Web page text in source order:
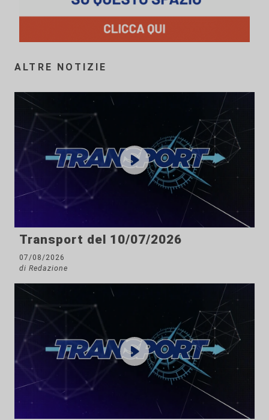
ALTRE NOTIZIE
Transport del 10/07/2026
07/08/2026
di Redazione